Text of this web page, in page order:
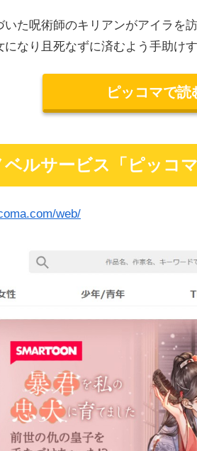
いた呪術師のキリアンがアイラを
なり且死なずに済むよう手助け
ピッコマで読
ルサービス「ピッコ
web/